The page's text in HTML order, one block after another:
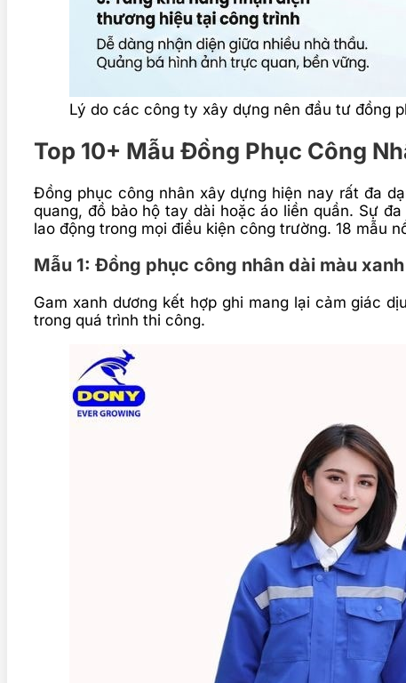
Lý do các công ty xây dựng nên đầu tư đồng
Top 10+ Mẫu Đồng Phục Công
Đồng phục công nhân xây dựng hiện nay rất đa
quang, đồ bảo hộ tay dài hoặc áo liền quần. Sự
lao động trong mọi điều kiện công trường. 18 mẫu
Mẫu 1: Đồng phục công nhân dài màu
Gam xanh dương kết hợp ghi mang lại cảm giác
trong quá trình thi công.